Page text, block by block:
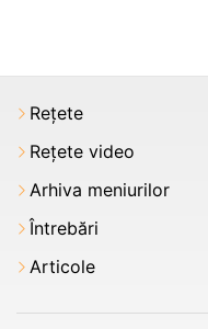
Rețete
Rețete video
Arhiva meniurilor
Întrebări
Articole